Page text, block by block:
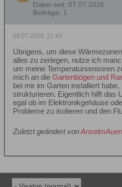
Dabei seit: 07.07.2026
Beiträge: 1
08.07.2026, 21:43
Übrigens, um diese
alles zu zerlegen, nutze ich
um meine Temperatursensoren
mich an die Gartenbögen und
bei mir im Garten installiert
strukturieren. Eigentlich hilft das
egal ob im Elektronikgehäuse
Probleme zu isolieren und den
Zuletzt geändert von